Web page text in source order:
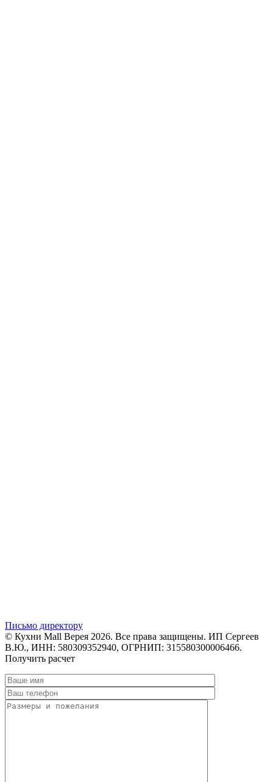
Письмо директору
© Кухни Mall Верея 2026. Все права защищены. ИП Сергеев
В.Ю., ИНН: 580309352940, ОГРНИП: 315580300006466.
Получить расчет